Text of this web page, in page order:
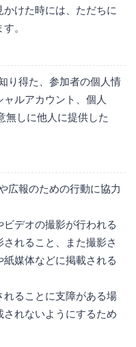
かけた時には、ただちに
。
り得た、参加者の個人情
ルアカウント、個人
無しに他人に提供した
広報のための行動に協力
デオの撮影が行われる
れること、また撮影さ
媒体などに掲載される
れることに支障がある場
れないようにするため